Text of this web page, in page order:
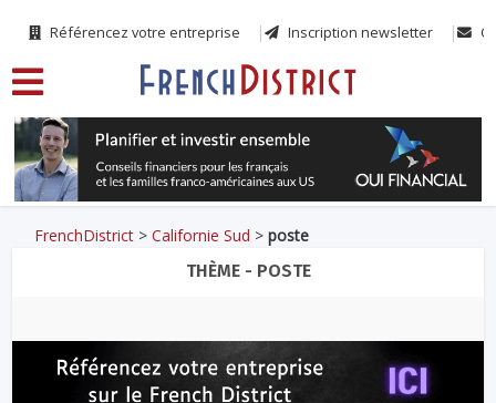
Référencez votre entreprise Inscription newsletter
FrenchDistrict >Californie Sud >poste
THÈME - POSTE